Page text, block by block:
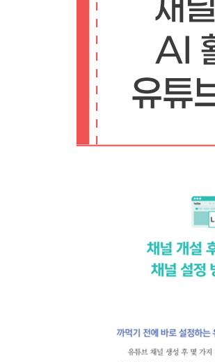
Q 01 유튜브 알고리즘의 기
Q 02 유튜브 광고 외에 돈 버
Q 03 시청자를 불편하게 하
Q 04 메인 채널에서 멀티 채
Q 05 채널 성장 정체기 극복
Q 06 악성 댓글 대처와 관리
Q 07 구독자 1,000명 확보를
Q 08 유튜브로 월 1,000만
처음 유튜브를 시작했을 때